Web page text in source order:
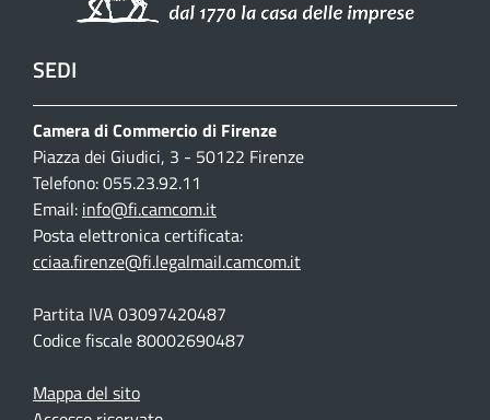
SEDI
Camera di Commercio di Firenze
Piazza dei Giudici, 3 - 50122 Firenze
Telefono: 055.23.92.11
Email: info@fi.camcom.it
Posta elettronica certificata:
cciaa.firenze@fi.legalmail.camcom.it
Partita IVA 03097420487
Codice fiscale 80002690487
Mappa del sito